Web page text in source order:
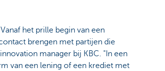
het prille begin van een
brengen met partijen die
manager bij KBC. "In een
van een lening of een krediet met